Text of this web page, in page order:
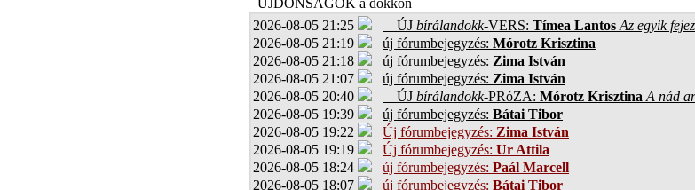
ÚJDONSÁGOK a dokkon
2026-08-05 21:25
ÚJ bírálandokk-VERS: Tímea Lantos Az egyik
2026-08-05 21:19
új fórumbejegyzés: Mórotz Krisztina
2026-08-05 21:18
új fórumbejegyzés: Zima István
2026-08-05 21:07
új fórumbejegyzés: Zima István
2026-08-05 20:40
ÚJ bírálandokk-PRóZA: Mórotz Krisztina A nád
2026-08-05 19:39
új fórumbejegyzés: Bátai Tibor
2026-08-05 19:22
Új fórumbejegyzés: Zima István
2026-08-05 19:19
Új fórumbejegyzés: Ur Attila
2026-08-05 18:24
új fórumbejegyzés: Paál Marcell
2026-08-05 18:07
új fórumbejegyzés: Bátai Tibor